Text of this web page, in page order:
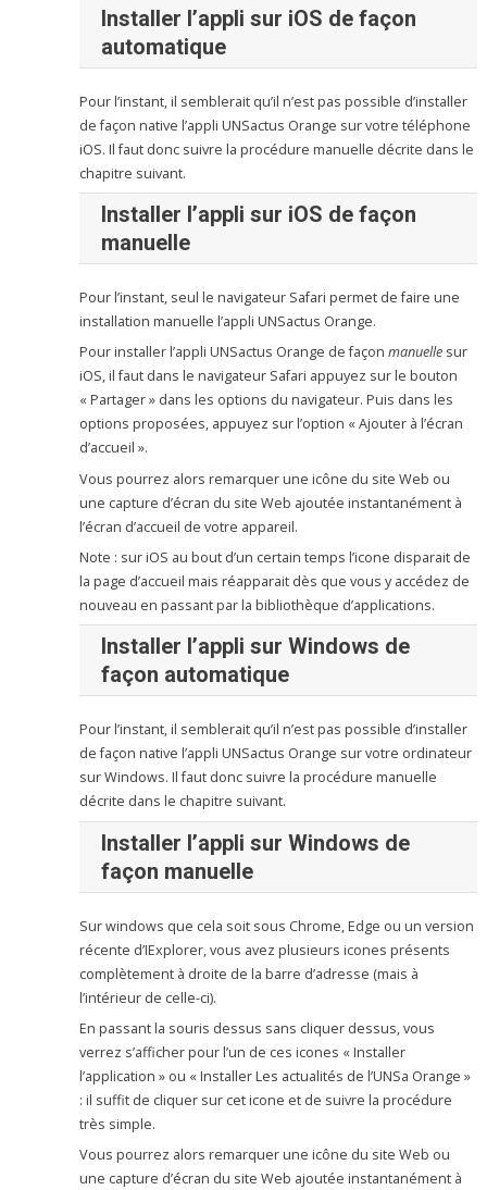
Installer l’applisur iOS de façon
automatique
Pour l’instant, il semblerait qu’il n’est pas possible d’installer
de façon native l’appli UNSactus Orange sur votre téléphone
iOS. Il faut donc suivre la procédure manuelle décrite dans le
chapitre suivant.
Installer l’applisur iOS de façon
manuelle
Pour l’instant, seul le navigateur Safari permet de faire une
installation manuelle l’appli UNSactus Orange.
Pour installer l’appli UNSactus Orange de façonmanuelle sur
iOS, il faut dans le navigateur Safari appuyez sur le bouton
« Partager » dans les options du navigateur. Puis dans les
options proposées, appuyez sur l’option « Ajouter à l’écran
d’accueil ».
Vous pourrez alors remarquer une icône du site Web ou
une capture d’écran du site Web ajoutée instantanément à
l’écran d’accueil de votre appareil.
Note : sur iOS au bout d’un certain temps l’icone disparait de
la page d’accueil mais réapparait dès que vous y accédez de
nouveau en passant par la bibliothèque d’applications.
Installer l’applisur Windows de
façon automatique
Pour l’instant, il semblerait qu’il n’est pas possible d’installer
de façon native l’appli UNSactus Orange sur votre ordinateur
sur Windows. Il faut donc suivre la procédure manuelle
décrite dans le chapitre suivant.
Installer l’applisur Windows de
façon manuelle
Sur windows que cela soit sous Chrome, Edge ou un version
récente d’IExplorer, vous avez plusieurs icones présents
complètement à droite de la barre d’adresse (mais à
l’intérieur de celle-ci).
En passant la souris dessus sans cliquer dessus, vous
verrez s’afficher pour l’un de ces icones « Installer
l’application » ou « Installer Les actualités de l’UNSa Orange »
: il suffit de cliquer sur cet icone et de suivre la procédure
très simple.
Vous pourrez alors remarquer une icône du site Web ou
une capture d’écran du site Web ajoutée instantanément à